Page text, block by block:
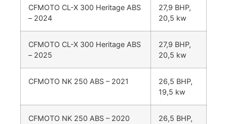
CFMOTO CL-X 300 Heritage ABS
– 2024
27,9 BHP,
20,5 kw
CFMOTO CL-X 300 Heritage ABS
– 2025
27,9 BHP,
20,5 kw
CFMOTO NK 250 ABS – 2021
26,5 BHP,
19,5 kw
CFMOTO NK 250 ABS – 2020
26,5 BHP,